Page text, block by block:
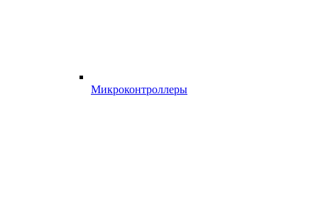
Микроконтроллеры